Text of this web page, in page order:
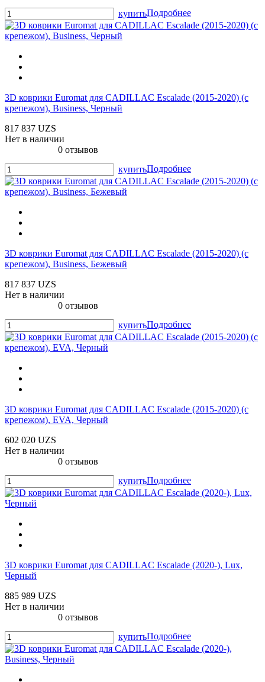
купитьПодробнее
3D коврики Euromat для CADILLAC Escalade (2015-2020) (c
крепежом), Business, Черный
817 837 UZS
Нет в наличии
0 отзывов
купитьПодробнее
3D коврики Euromat для CADILLAC Escalade (2015-2020) (c
крепежом), Business, Бежевый
817 837 UZS
Нет в наличии
0 отзывов
купитьПодробнее
3D коврики Euromat для CADILLAC Escalade (2015-2020) (c
крепежом), EVA, Черный
602 020 UZS
Нет в наличии
0 отзывов
купитьПодробнее
3D коврики Euromat для CADILLAC Escalade (2020-), Lux,
Черный
885 989 UZS
Нет в наличии
0 отзывов
купитьПодробнее